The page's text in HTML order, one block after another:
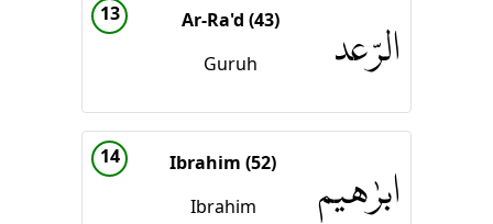
13
Ar-Ra'd (43)
Guruh
الرّعد
14
Ibrahim (52)
Ibrahim
ابرٰهيم